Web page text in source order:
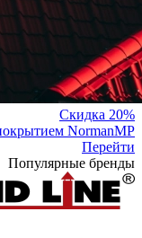
Скидка 20%
NormanMP
Перейти
Популярные бренды